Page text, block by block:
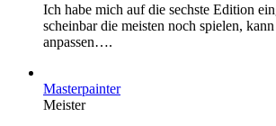
Ich habe mich auf die sechste Edition
scheinbar die meisten noch spielen,
anpassen….
Masterpainter
Meister